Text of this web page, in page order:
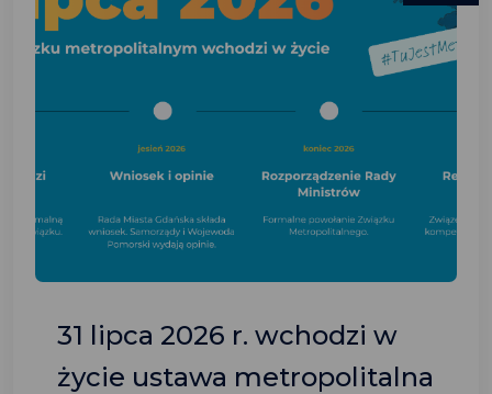
31 lipca 2026 r. wchodzi w
życie ustawa metropolitalna